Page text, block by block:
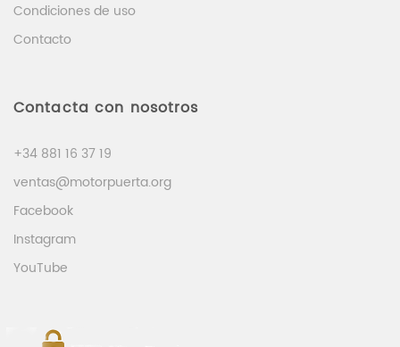
Condiciones de uso
Contacto
Contacta con nosotros
+34 881 16 37 19
ventas@motorpuerta.org
Facebook
Instagram
YouTube